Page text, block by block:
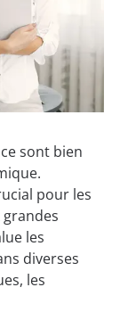
sont bien
pour les
les
diverses
les